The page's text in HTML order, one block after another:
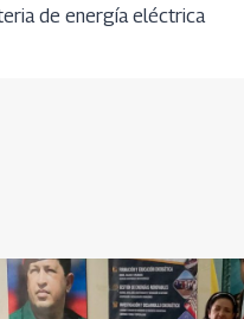
de energía eléctrica